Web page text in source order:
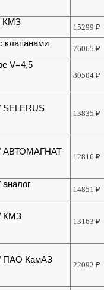
КМЗ
15299₽
клапанами
76065₽
V=4,5
80504₽
SELERUS
13835₽
/ АВТОМАГНАТ
12816₽
14851₽
КМЗ
13163₽
/ ПАО КамАЗ
22092₽